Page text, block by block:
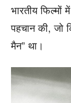
भारतीय
पहचान की, जो
मैन” था।